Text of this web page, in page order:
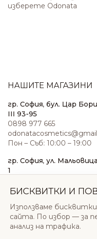
изберете Odonata
НАШИТЕ МАГАЗИНИ
гр. София, бул. Цар
III 93-95
0898 977 665
Пон – Съб: 10:00 – 19:00
гр. София, ул. Мальовица
1
Нед: 11:00 – 18:00
БИСКВИТКИ И
Използваме
сайта. По избор — за
анализ на трафика.